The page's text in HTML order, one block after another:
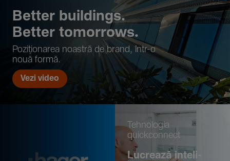
Better buil­dings.
Better tomor­rows.
Pozi­țio­narea noastră de brand, într-o
nouă formă.
Vezi video
Tehno­logia
quickconnect
Lucrează inte­li­